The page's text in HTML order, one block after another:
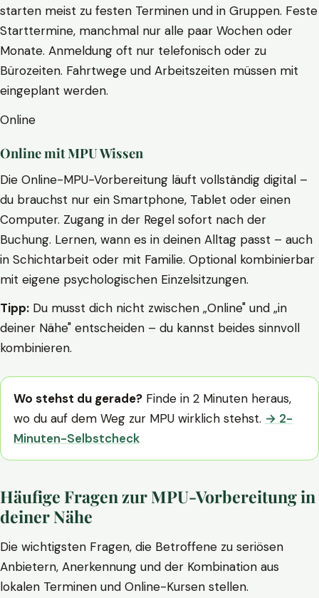
starten meist zu festen Terminen und in Gruppen. Feste
Starttermine, manchmal nur alle paar Wochen oder
Monate. Anmeldung oft nur telefonisch oder zu
Bürozeiten. Fahrtwege und Arbeitszeiten müssen mit
eingeplant werden.
Online
Online mit MPU Wissen
Die Online-MPU-Vorbereitung läuft vollständig digital –
du brauchst nur ein Smartphone, Tablet oder einen
Computer. Zugang in der Regel sofort nach der
Buchung. Lernen, wann es in deinen Alltag passt – auch
in Schichtarbeit oder mit Familie. Optional kombinierbar
mit eigene psychologischen Einzelsitzungen.
Tipp: Du musst dich nicht zwischen „Online" und „in
deiner Nähe" entscheiden – du kannst beides sinnvoll
kombinieren.
Wo stehst du gerade? Finde in 2 Minuten heraus,
wo du auf dem Weg zur MPU wirklich stehst. → 2-
Minuten-Selbstcheck
Häufige Fragen zur MPU-Vorbereitung in
deiner Nähe
Die wichtigsten Fragen, die Betroffene zu seriösen
Anbietern, Anerkennung und der Kombination aus
lokalen Terminen und Online-Kursen stellen.